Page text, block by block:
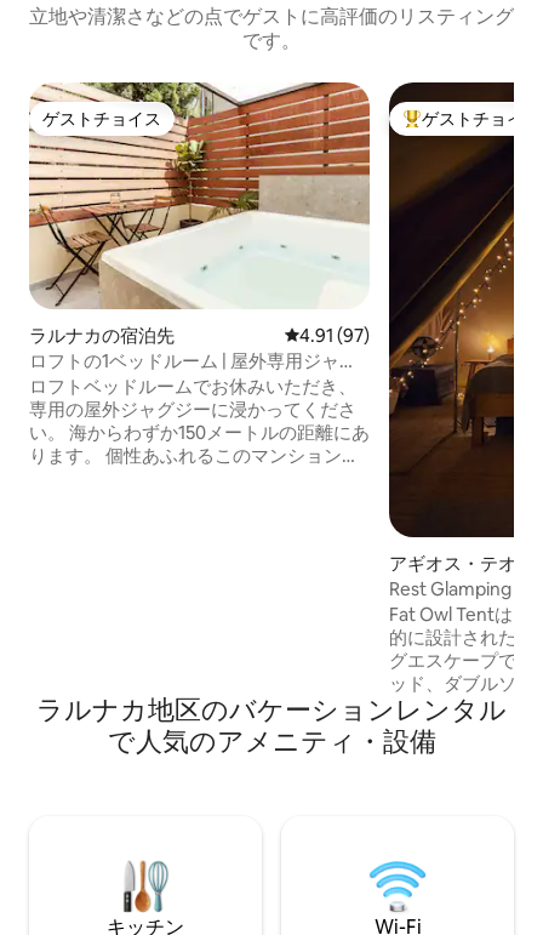
立地や清潔さなどの点でゲストに高評価のリスティング
です。
ゲストチョイス
ゲストチョイス
ラルナカの宿泊先 レビュー97件、5つ星中4.91つ
4.91 (97)
ロフトの1ベッドルーム | 屋外専用ジャグ
ジー | ビーチまで150m
ロフトベッドルームでお休みいただき、
専用の屋外ジャグジーに浸かってくださ
い。 海からわずか150メートルの距離にあ
ります。 個性あふれるこのマンション・
ザロス教会、フィニクデス遊歩道、そし
て市内で最高のカフェやレストランから
数歩の距離にあります。 市内で最高のカ
大好評のゲスト
ゲストチョイス
アギオス・テオド
Rest Glamping -
ー付き）
Fat Owl Tentは、
的に設計された居
グエスケープです
ッド、ダブルソ
でご利用いただけ
台、電気、エアコ
ています。 温水シャワー付きの専用屋外
ロ、冷蔵庫、丘の
ングエリアが備わ
Tentには、ゲスト
ラルナカ地区のバケーションレンタル
で人気のアメニティ・設備
キッチン Wi-Fi